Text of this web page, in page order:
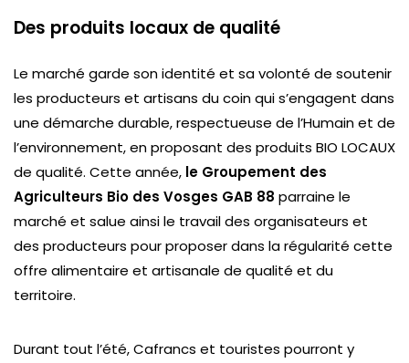
Des produits locaux de qualité
Le marché garde son identité et sa volonté de soutenir
les producteurs et artisans du coin qui s’engagent dans
une démarche durable, respectueuse de l’Humain et de
l’environnement, en proposant des produits BIO LOCAUX
de qualité. Cette année, le Groupement des
Agriculteurs Bio des Vosges GAB 88 parraine le
marché et salue ainsi le travail des organisateurs et
des producteurs pour proposer dans la régularité cette
offre alimentaire et artisanale de qualité et du
territoire.
Durant tout l’été, Cafrancs et touristes pourront y